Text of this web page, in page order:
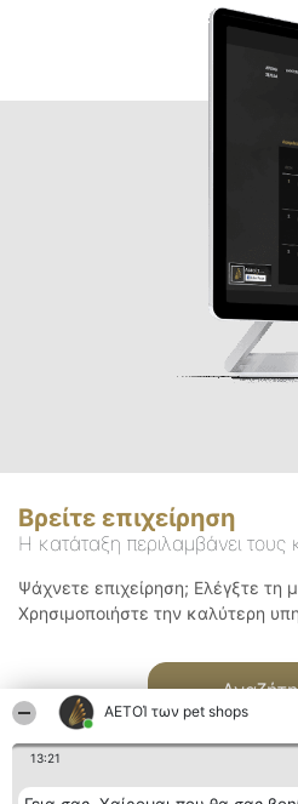
ΑΕΤΟΊ των pet shops
13:21
Βρείτε επιχείρηση
Η κατάταξη περιλαμβάνει
Ψάχνετε επιχείρηση; Ελέγξτε τη
Χρησιμοποιήστε την καλύτερη